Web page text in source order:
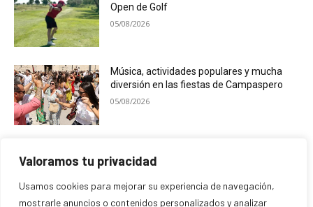
Valoramos tu privacidad
Usamos cookies para mejorar su experiencia de navegación,
mostrarle anuncios o contenidos personalizados y analizar
Open de Golf
05/08/2026
Música, actividades populares y mucha
diversión en las fiestas de Campaspero
05/08/2026
un homenaje a Jesús Polo ‘Chiqui’